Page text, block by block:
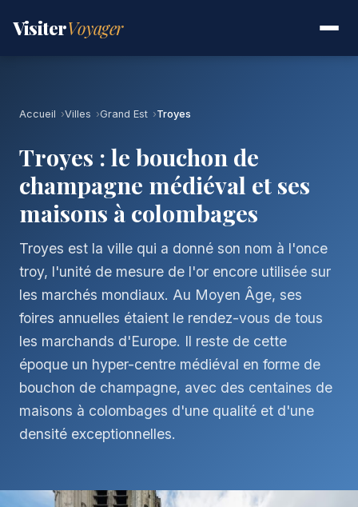
VisiterVoyager
Accueil Villes Grand Est Troyes
Troyes : le bouchon de
champagne médiéval et ses
maisons à colombages
Troyes est la ville qui a donné son nom à l'once
troy, l'unité de mesure de l'or encore utilisée sur
les marchés mondiaux. Au Moyen Âge, ses
foires annuelles étaient le rendez-vous de tous
les marchands d'Europe. Il reste de cette
époque un hyper-centre médiéval en forme de
bouchon de champagne, avec des centaines de
maisons à colombages d'une qualité et d'une
densité exceptionnelles.